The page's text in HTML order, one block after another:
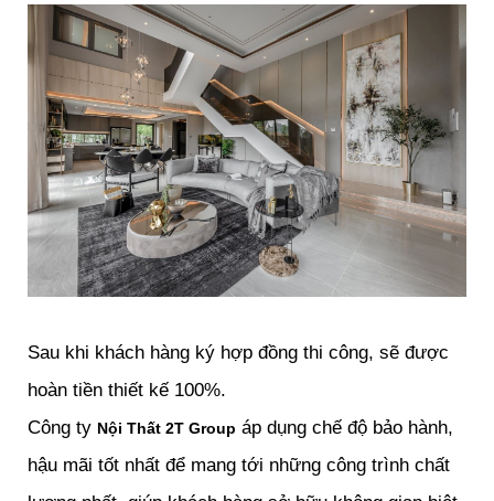
Sau khi khách hàng ký hợp đồng thi công, sẽ được
hoàn tiền thiết kế 100%.
Công ty Nội Thất 2T Group áp dụng chế độ bảo hành,
hậu mãi tốt nhất để mang tới những công trình chất